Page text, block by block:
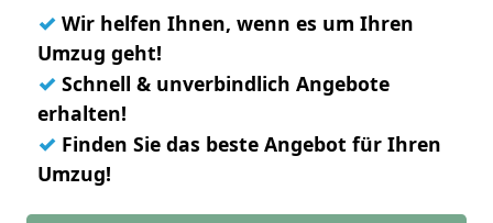
✓ Wir helfen Ihnen, wenn es um Ihren
Umzug geht!
✓ Schnell & unverbindlich Angebote
erhalten!
✓ Finden Sie das beste Angebot für Ihren
Umzug!